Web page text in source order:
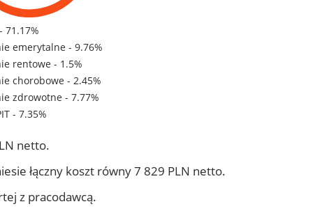
71.17%
emerytalne - 9.76%
rentowe - 1.5%
chorobowe - 2.45%
zdrowotne - 7.77%
- 7.35%
netto.
łączny koszt równy 7 829 PLN netto.
z pracodawcą.